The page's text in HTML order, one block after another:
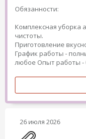
Обязанности:
Комплексная уборка
чистоты.
Приготовление
График работы -
любое Опыт работы -
26 июля 2026